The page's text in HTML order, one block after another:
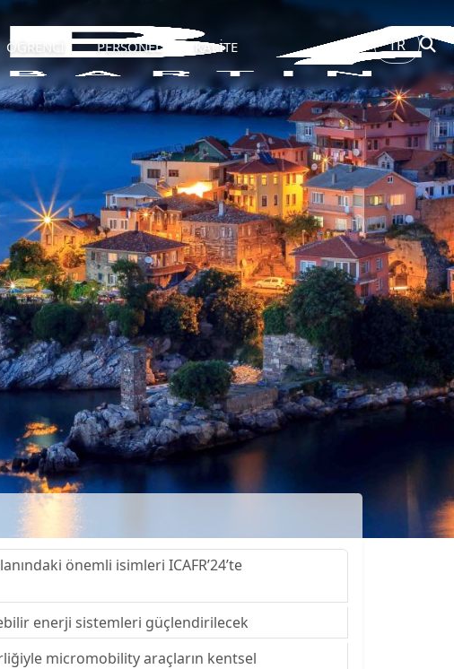
ÖĞRENCİ PERSONEL KALİTE TR
önemli isimleri ICAFR’24’te
enerji sistemleri güçlendirilecek
micromobility araçların kentsel